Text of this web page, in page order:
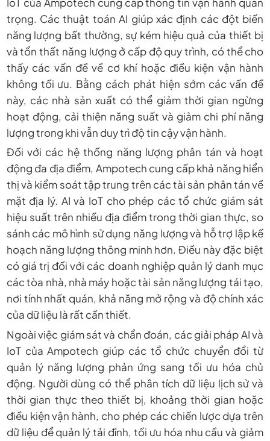
trọng. Các thuật toán AI giúp xác định các đột biến
năng lượng bất thường, sự kém hiệu quả của thiết bị
và tổn thất năng lượng ở cấp độ quy trình, có thể cho
thấy các vấn đề về cơ khí hoặc điều kiện vận hành
không tối ưu. Bằng cách phát hiện sớm các vấn đề
này, các nhà sản xuất có thể giảm thời gian ngừng
hoạt động, cải thiện năng suất và giảm chi phí năng
lượng trong khi vẫn duy trì độ tin cậy vận hành.
Đối với các hệ thống năng lượng phân tán và hoạt
động đa địa điểm, Ampotech cung cấp khả năng hiển
thị và kiểm soát tập trung trên các tài sản phân tán về
mặt địa lý. AI và IoT cho phép các tổ chức giám sát
hiệu suất trên nhiều địa điểm trong thời gian thực, so
sánh các mô hình sử dụng năng lượng và hỗ trợ lập kế
hoạch năng lượng thông minh hơn. Điều này đặc biệt
có giá trị đối với các doanh nghiệp quản lý danh mục
các tòa nhà, nhà máy hoặc tài sản năng lượng tái tạo,
nơi tính nhất quán, khả năng mở rộng và độ chính xác
của dữ liệu là rất cần thiết.
Ngoài việc giám sát và chẩn đoán, các giải pháp AI và
IoT của Ampotech giúp các tổ chức chuyển đổi từ
quản lý năng lượng phản ứng sang tối ưu hóa chủ
động. Người dùng có thể phân tích dữ liệu lịch sử và
thời gian thực theo thiết bị, khoảng thời gian hoặc
điều kiện vận hành, cho phép các chiến lược dựa trên
dữ liệu để quản lý tải đỉnh, tối ưu hóa nhu cầu và giảm